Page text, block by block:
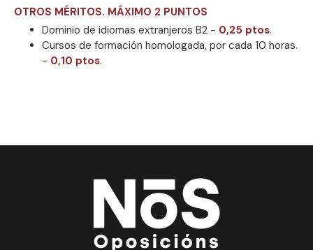
OTROS MÉRITOS. MÁXIMO 2 PUNTOS
Dominio de idiomas extranjeros B2 - 0,25 ptos.
Cursos de formación homologada, por cada 10 horas.
- 0,10 ptos.